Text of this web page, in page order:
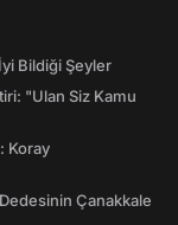
Bildiği Şeyler
"Ulan Siz Kamu
Koray
Çanakkale